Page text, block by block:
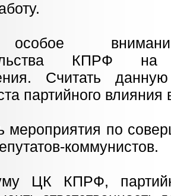
КПРФ
Считать
партийного влияния
мероприятия по
коммунистов.
ЦК КПРФ,